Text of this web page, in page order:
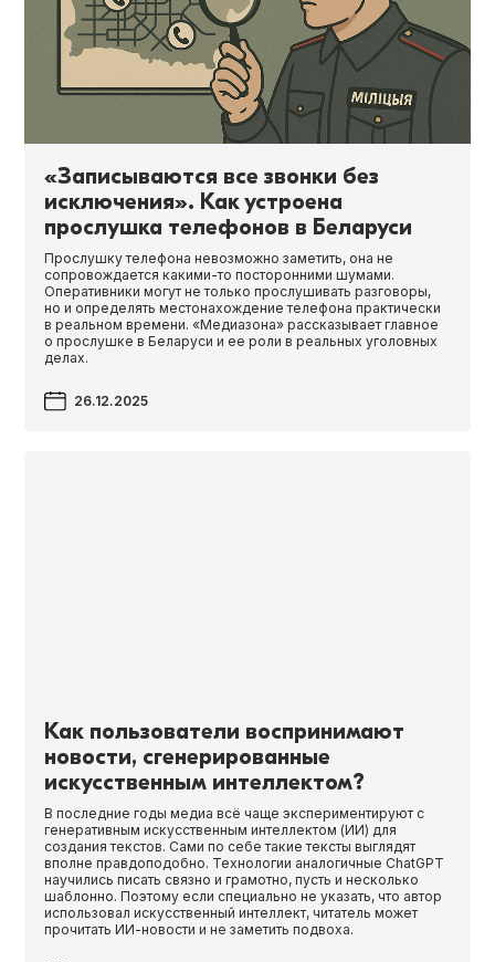
«Записываются все звонки без
исключения». Как устроена
прослушка телефонов в Беларуси
Прослушку телефона невозможно заметить, она не
сопровождается какими-то посторонними шумами.
Оперативники могут не только прослушивать разговоры,
но и определять местонахождение телефона практически
в реальном времени. «Медиазона» рассказывает главное
о прослушке в Беларуси и ее роли в реальных уголовных
делах.
26.12.2025
Как пользователи воспринимают
новости, сгенерированные
искусственным интеллектом?
В последние годы медиа всё чаще экспериментируют с
генеративным искусственным интеллектом (ИИ) для
создания текстов. Сами по себе такие тексты выглядят
вполне правдоподобно. Технологии аналогичные Chat­G­PT
научились писать связно и грамотно, пусть и несколько
шаблонно. Поэтому если специально не указать, что автор
использовал искусственный интеллект, читатель может
прочитать ИИ-новости и не заметить подвоха.